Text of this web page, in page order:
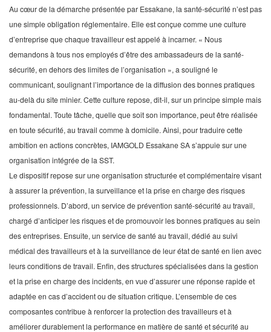
Au cœur de la démarche présentée par Essakane, la santé-sécurité n’est pas
une simple obligation réglementaire. Elle est conçue comme une culture
d’entreprise que chaque travailleur est appelé à incarner. « Nous
demandons à tous nos employés d’être des ambassadeurs de la santé-
sécurité, en dehors des limites de l’organisation », a souligné le
communicant, soulignant l’importance de la diffusion des bonnes pratiques
au-delà du site minier. Cette culture repose, dit-il, sur un principe simple mais
fondamental. Toute tâche, quelle que soit son importance, peut être réalisée
en toute sécurité, au travail comme à domicile. Ainsi, pour traduire cette
ambition en actions concrètes, IAMGOLD Essakane SA s’appuie sur une
organisation intégrée de la SST.
Le dispositif repose sur une organisation structurée et complémentaire visant
à assurer la prévention, la surveillance et la prise en charge des risques
professionnels. D’abord, un service de prévention santé-sécurité au travail,
chargé d’anticiper les risques et de promouvoir les bonnes pratiques au sein
des entreprises. Ensuite, un service de santé au travail, dédié au suivi
médical des travailleurs et à la surveillance de leur état de santé en lien avec
leurs conditions de travail. Enfin, des structures spécialisées dans la gestion
et la prise en charge des incidents, en vue d’assurer une réponse rapide et
adaptée en cas d’accident ou de situation critique. L’ensemble de ces
composantes contribue à renforcer la protection des travailleurs et à
améliorer durablement la performance en matière de santé et sécurité au